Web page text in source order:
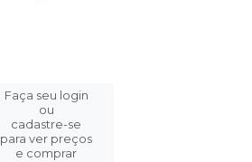
Faça seu login
ou
cadastre-se
para ver preços
e comprar